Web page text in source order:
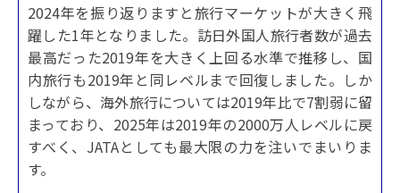
2024年を振り返りますと旅行マーケットが大きく飛
躍した1年となりました。訪日外国人旅行者数が過去
最高だった2019年を大きく上回る水準で推移し、国
内旅行も2019年と同レベルまで回復しました。しか
しながら、海外旅行については2019年比で7割弱に留
まっており、2025年は2019年の2000万人レベルに戻
すべく、JATAとしても最大限の力を注いでまいりま
す。